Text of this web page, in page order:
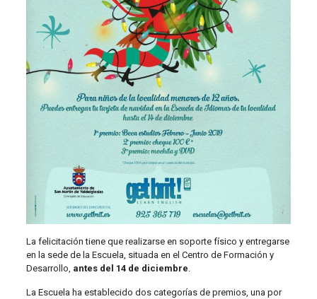
La felicitación tiene que realizarse en soporte físico y entregarse
en la sede de la Escuela, situada en el Centro de Formación y
Desarrollo, antes del 14 de diciembre
La Escuela ha establecido dos categorías de premios, una por